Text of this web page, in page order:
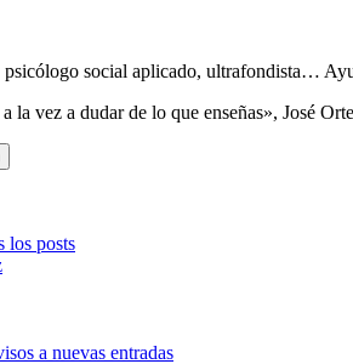
social aplicado, ultrafondista…
la vez a dudar de lo que enseñas», José
los posts
a nuevas entradas